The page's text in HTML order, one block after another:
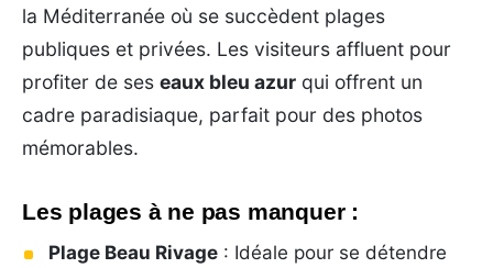
la Méditerranée où se succèdent plages
publiques et privées. Les visiteurs affluent pour
profiter de ses eaux bleu azur qui offrent un
cadre paradisiaque, parfait pour des photos
mémorables.
Les plages à ne pas manquer :
Plage Beau Rivage : Idéale pour se détendre